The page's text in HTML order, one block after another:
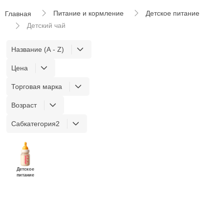
Главная Питание и кормление
Детское питание
Детский чай
Название (A - Z)
Цена
Торговая марка
Возраст
Сабкатегория2
Детское
питание